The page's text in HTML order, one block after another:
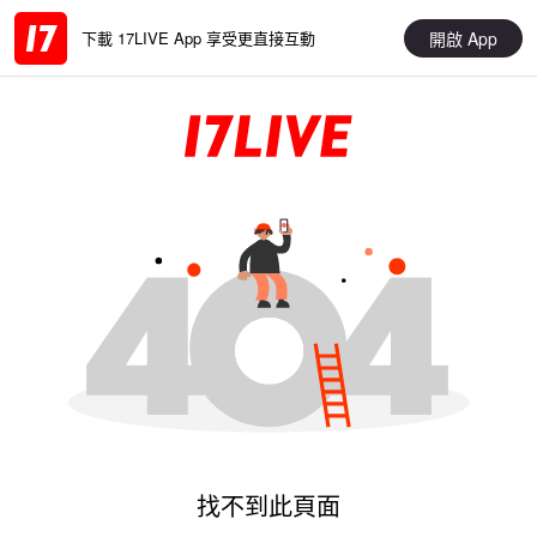
下載 17LIVE App 享受更直接互動 開啟 App
找不到此頁面